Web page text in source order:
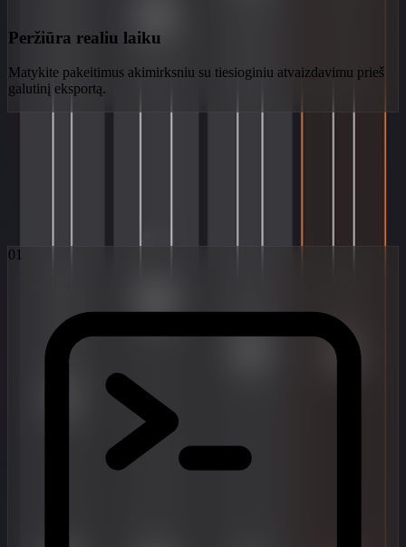
Peržiūra realiu laiku
Matykite pakeitimus akimirksniu su tiesioginiu atvaizdavimu prieš
galutinį eksportą.
01